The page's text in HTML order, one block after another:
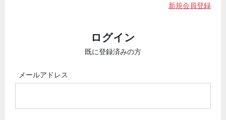
新規会員登録
ログイン
既に登録済みの方
メールアドレス